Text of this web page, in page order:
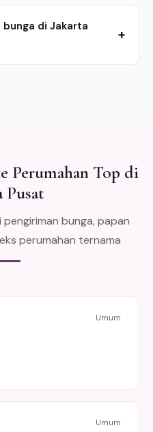
bunga di Jakarta
+
Perumahan Top di
Pusat
bunga, papan
perumahan ternama
Umum
Umum